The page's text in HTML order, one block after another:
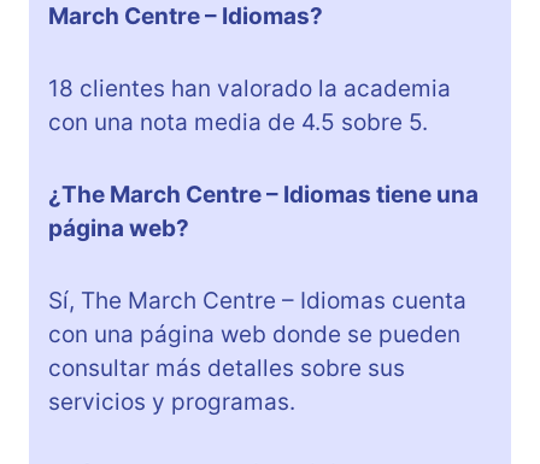
March Centre – Idiomas?
18 clientes han valorado la academia
con una nota media de 4.5 sobre 5.
¿The March Centre – Idiomas tiene una
página web?
Sí, The March Centre – Idiomas cuenta
con una página web donde se pueden
consultar más detalles sobre sus
servicios y programas.